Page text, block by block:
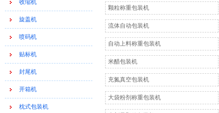
收缩机
旋盖机
喷码机
贴标机
封尾机
开箱机
枕式包装机
颗粒称重包装机
流体自动包装机
自动上料称重包装机
米醋包装机
充氮真空包装机
大袋粉剂称重包装机